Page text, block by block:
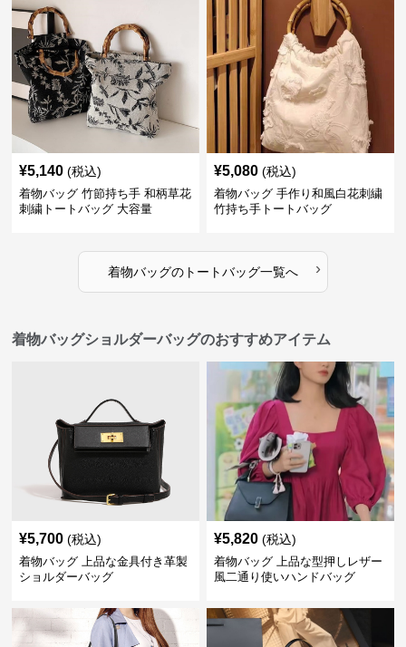
¥5,140 (税込)
着物バッグ 竹節持ち手 和柄草花
刺繍トートバッグ 大容量
¥5,080 (税込)
着物バッグ 手作り和風白花刺繍
竹持ち手トートバッグ
着物バッグのトートバッグ一覧へ ›
着物バッグショルダーバッグのおすすめアイテム
¥5,700 (税込)
着物バッグ 上品な金具付き革製
ショルダーバッグ
¥5,820 (税込)
着物バッグ 上品な型押しレザー
風二通り使いハンドバッグ